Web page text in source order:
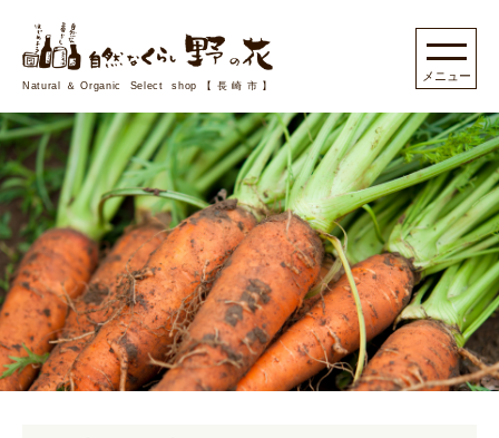
Natural＆Organic Select shop【長崎市】